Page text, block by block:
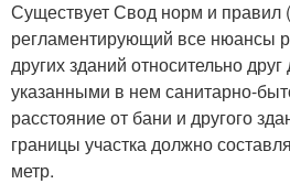
Существует Свод норм и
регламентирующий все нюансы
других зданий относительно
указанными в нем санитарно-
расстояние от бани и другого
границы участка должно
метр.